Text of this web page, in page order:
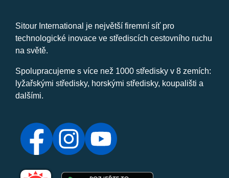
Sitour International je největší firemní síť pro
technologické inovace ve střediscích cestovního ruchu
na světě.
Spolupracujeme s více než 1000 středisky v 8 zemích:
lyžařskými středisky, horskými středisky, koupališti a
dalšími.